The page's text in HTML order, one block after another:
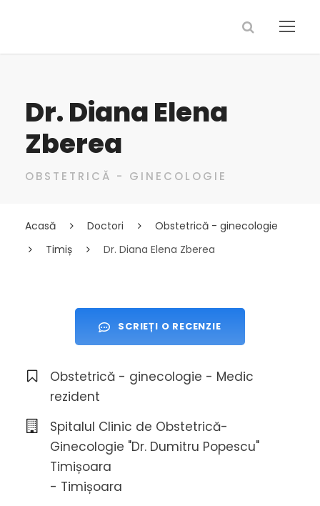
Dr. Diana Elena
Zberea
OBSTETRICĂ - GINECOLOGIE
Acasă Doctori
Obstetrică - ginecologie
Timiș
Dr. Diana Elena Zberea
SCRIEȚI O RECENZIE
Obstetrică - ginecologie - Medic
rezident
Spitalul Clinic de Obstetrică-
Ginecologie "Dr. Dumitru Popescu"
Timișoara
- Timișoara